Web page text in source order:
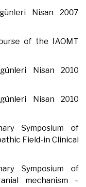
Nisan 2007
of the IAOMT
Nisan 2010
Nisan 2010
Symposium of
Field-in Clinical
Symposium of
mechanism –